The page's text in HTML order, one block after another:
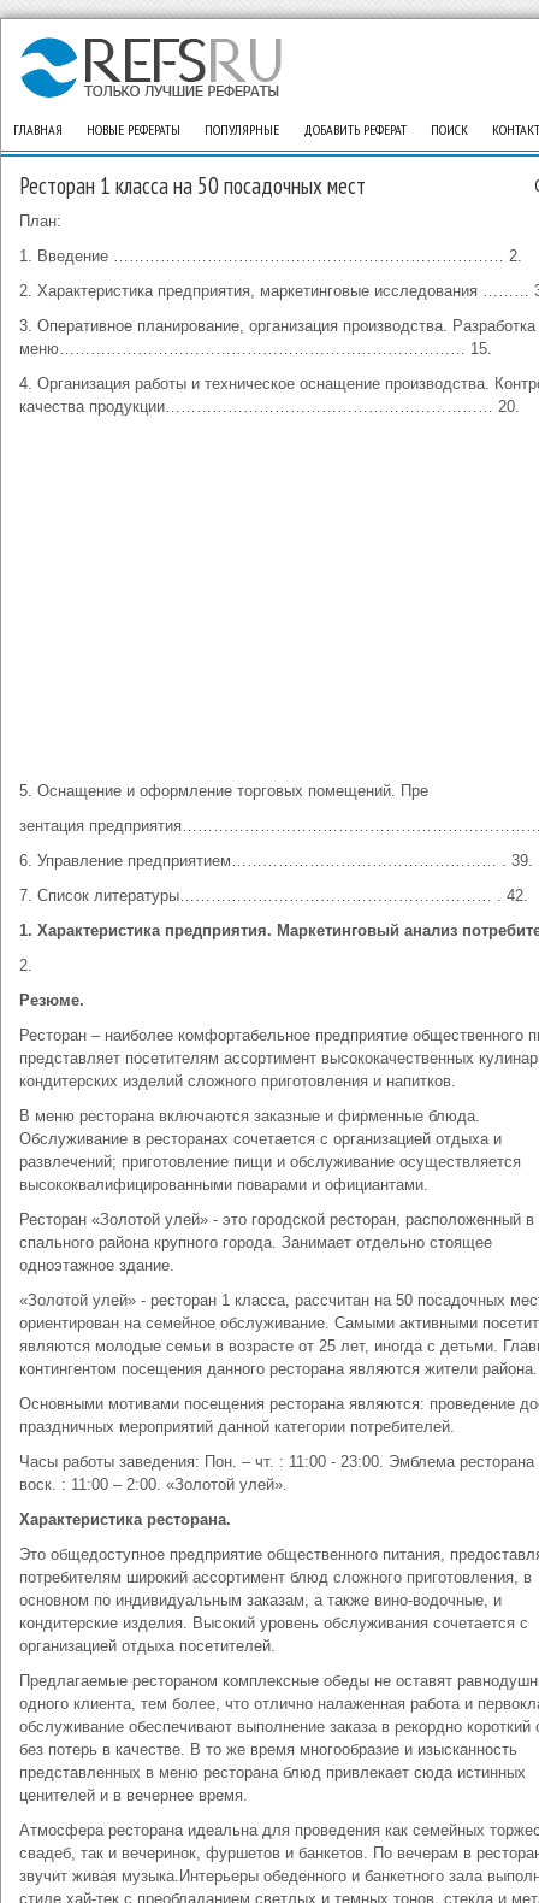
ГЛАВНАЯ НОВЫЕ РЕФЕРАТЫ ПОПУЛЯРНЫЕ ДОБАВИТЬ РЕФЕРАТ ПОИСК
Ресторан 1 класса на 50 посадочных мест
План:
1. Введение ………………………………………………………………… 2.
2. Характеристика предприятия, маркетинговые исследования ………
3. Оперативное планирование, организация производства. Разработка
меню…………………………………………………………………… 15.
4. Организация работы и техническое оснащение производства.
качества продукции……………………………………………………… 20.
5. Оснащение и оформление торговых помещений. Пре
зентация
6. Управление предприятием…………………………………………… . 39.
7. Список литературы…………………………………………………… . 42.
1. Характеристика предприятия. Маркетинговый анализ
2.
Резюме.
Ресторан – наиболее комфортабельное предприятие общественного
представляет посетителям ассортимент высококачественных
кондитерских изделий сложного приготовления и напитков.
В меню ресторана включаются заказные и фирменные блюда.
Обслуживание в ресторанах сочетается с организацией отдыха и
развлечений; приготовление пищи и обслуживание осуществляется
высококвалифицированными поварами и официантами.
Ресторан «Золотой улей» - это городской ресторан, расположенный в
спального района крупного города. Занимает отдельно стоящее
одноэтажное здание.
«Золотой улей» - ресторан 1 класса, рассчитан на 50 посадочных
ориентирован на семейное обслуживание. Самыми активными
являются молодые семьи в возрасте от 25 лет, иногда с детьми.
контингентом посещения данного ресторана являются жители района.
Основными мотивами посещения ресторана являются: проведение
праздничных мероприятий данной категории потребителей.
Часы работы заведения: Пон. – чт. : 11:00 - 23:00. Эмблема ресторана
воск. : 11:00 – 2:00. «Золотой улей».
Характеристика ресторана.
Это общедоступное предприятие общественного питания,
потребителям широкий ассортимент блюд сложного приготовления, в
основном по индивидуальным заказам, а также вино-водочные, и
кондитерские изделия. Высокий уровень обслуживания сочетается с
организацией отдыха посетителей.
Предлагаемые рестораном комплексные обеды не оставят
одного клиента, тем более, что отлично налаженная работа и
обслуживание обеспечивают выполнение заказа в рекордно короткий
без потерь в качестве. В то же время многообразие и изысканность
представленных в меню ресторана блюд привлекает сюда истинных
ценителей и в вечернее время.
Атмосфера ресторана идеальна для проведения как семейных
свадеб, так и вечеринок, фуршетов и банкетов. По вечерам в
звучит живая музыка.Интерьеры обеденного и банкетного зала
стиле хай-тек с преобладанием светлых и темных тонов, стекла и